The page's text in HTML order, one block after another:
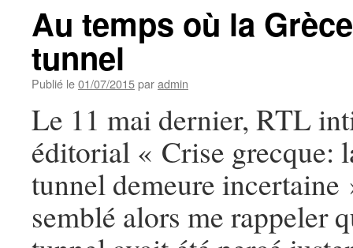
Au temps où la
tunnel
Publié le01/07/2015paradmin
Le 11 mai dernier, RTL
éditorial « Crise grecque:
tunnel demeure incertaine
semblé alors me rappeler